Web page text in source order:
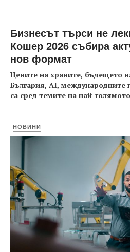
Бизнесът търси не
Кошер 2026 събира
нов формат
Цените на храните, бъдещето
България, AI, международните
са сред темите на най-
НОВИНИ